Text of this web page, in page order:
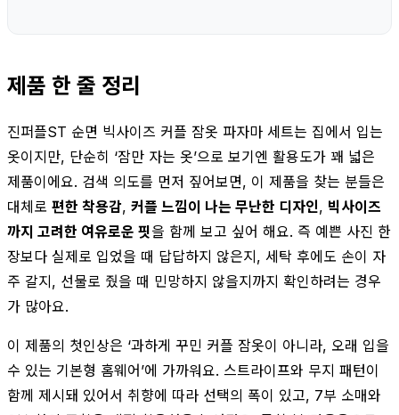
제품 한 줄 정리
진퍼플ST 순면 빅사이즈 커플 잠옷 파자마 세트는 집에서 입는
옷이지만, 단순히 ‘잠만 자는 옷’으로 보기엔 활용도가 꽤 넓은
제품이에요. 검색 의도를 먼저 짚어보면, 이 제품을 찾는 분들은
대체로 편한 착용감, 커플 느낌이 나는 무난한 디자인, 빅사이즈
까지 고려한 여유로운 핏을 함께 보고 싶어 해요. 즉 예쁜 사진 한
장보다 실제로 입었을 때 답답하지 않은지, 세탁 후에도 손이 자
주 갈지, 선물로 줬을 때 민망하지 않을지까지 확인하려는 경우
가 많아요.
이 제품의 첫인상은 ‘과하게 꾸민 커플 잠옷이 아니라, 오래 입을
수 있는 기본형 홈웨어’에 가까워요. 스트라이프와 무지 패턴이
함께 제시돼 있어서 취향에 따라 선택의 폭이 있고, 7부 소매와